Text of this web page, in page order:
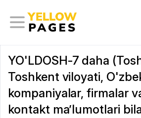
YO'LDOSH-7 daha
Toshkent viloyati,
kompaniyalar, firmalar
kontakt ma’lumotlari